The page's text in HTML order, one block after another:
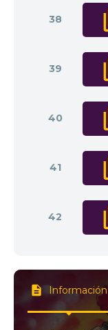
38
39
40
41
42
Información